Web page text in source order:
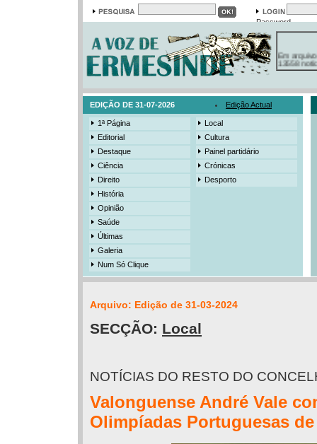
Password
Em arquivo
13558
19421
525
EDIÇÃO DE 31-07-2026
Edição Actual
1ª Página
Editorial
Destaque
Ciência
Direito
História
Opinião
Saúde
Últimas
Galeria
Num Só Clique
Local
Cultura
Painel partidário
Crónicas
Desporto
Arquivo: Edição de 31-03-2024
SECÇÃO: Local
NOTÍCIAS DO RESTO DO
Valonguense André Vale
Olimpíadas Portuguesas